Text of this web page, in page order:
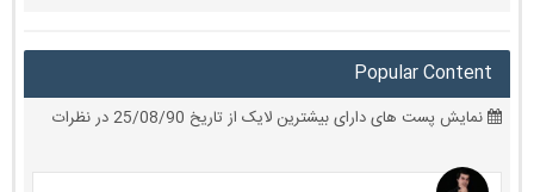
Popular Content
نمایش پست های دارای بیشترین لایک از تاریخ 25/08/90 در نظرات